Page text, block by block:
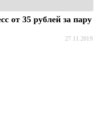
от 35 рублей за пару
27.11.2019